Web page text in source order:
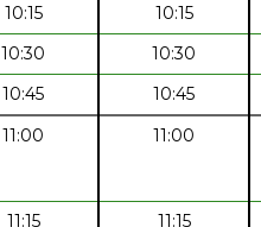
10:15 10:15
10:30 10:30
10:45 10:45
11:00 11:00
11:15 11:15